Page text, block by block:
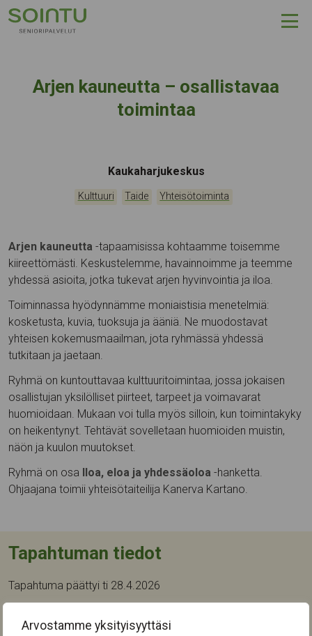
Arvostamme yksityisyyttäsi
Hyppää sisältöön
Arjen kauneutta – osallistavaa
toimintaa
Tapahtumapaikka:
Kaukaharjukeskus
Kategoriat:
Kulttuuri Taide Yhteisötoiminta
Arjen kauneutta -tapaamisissa kohtaamme toisemme
kiireettömästi. Keskustelemme, havainnoimme ja teemme
yhdessä asioita, jotka tukevat arjen hyvinvointia ja iloa.
Toiminnassa hyödynnämme moniaistisia menetelmiä:
kosketusta, kuvia, tuoksuja ja ääniä. Ne muodostavat
yhteisen kokemusmaailman, jota ryhmässä yhdessä
tutkitaan ja jaetaan.
Ryhmä on kuntouttavaa kulttuuritoimintaa, jossa jokaisen
osallistujan yksilölliset piirteet, tarpeet ja voimavarat
huomioidaan. Mukaan voi tulla myös silloin, kun toimintakyky
on heikentynyt. Tehtävät sovelletaan huomioiden muistin,
näön ja kuulon muutokset.
Ryhmä on osa Iloa, eloa ja yhdessäoloa -hanketta.
Ohjaajana toimii yhteisötaiteilija Kanerva Kartano.
Tapahtuman tiedot
Tapahtuma päättyi ti 28.4.2026